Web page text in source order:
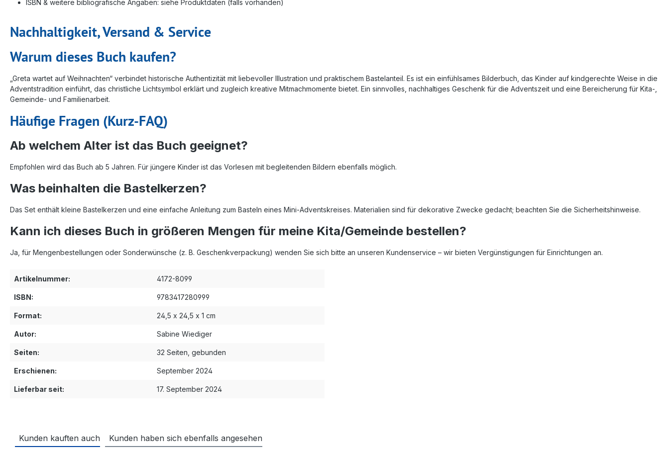
ISBN & weitere bibliografische Angaben: siehe Produktdaten (falls vorhanden)
Nachhaltigkeit, Versand & Service
Warum dieses Buch kaufen?
„Greta wartet auf Weihnachten“ verbindet historische Authentizität mit liebevoller Illustration und praktischem Bastelanteil. Es ist ein einfühlsames Bilderbuch, das Kinder auf kindgerechte Weise in die
Adventstradition einführt, das christliche Lichtsymbol erklärt und zugleich kreative Mitmachmomente bietet. Ein sinnvolles, nachhaltiges Geschenk für die Adventszeit und eine Bereicherung für Kita-,
Gemeinde- und Familienarbeit.
Häufige Fragen (Kurz-FAQ)
Ab welchem Alter ist das Buch geeignet?
Empfohlen wird das Buch ab 5 Jahren. Für jüngere Kinder ist das Vorlesen mit begleitenden Bildern ebenfalls möglich.
Was beinhalten die Bastelkerzen?
Das Set enthält kleine Bastelkerzen und eine einfache Anleitung zum Basteln eines Mini-Adventskreises. Materialien sind für dekorative Zwecke gedacht; beachten Sie die Sicherheitshinweise.
Kann ich dieses Buch in größeren Mengen für meine Kita/Gemeinde bestellen?
Ja, für Mengenbestellungen oder Sonderwünsche (z. B. Geschenkverpackung) wenden Sie sich bitte an unseren Kundenservice – wir bieten Vergünstigungen für Einrichtungen an.
Artikelnummer: 4172-8099
ISBN: 9783417280999
Format: 24,5 x 24,5 x 1 cm
Autor: Sabine Wiediger
Seiten: 32 Seiten, gebunden
Erschienen: September 2024
Lieferbar seit: 17. September 2024
Kunden kauften auch Kunden haben sich ebenfalls angesehen